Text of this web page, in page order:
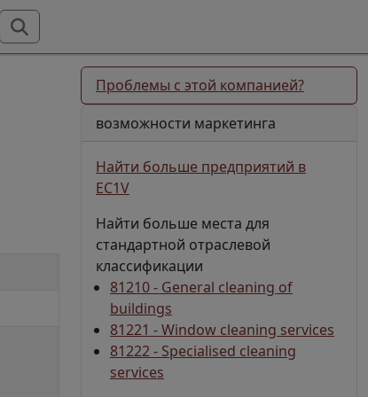
Проблемы с этой компанией?
возможности маркетинга
Найти больше предприятий в
EC1V
Найти больше места для
стандартной отраслевой
классификации
81210 - General cleaning of
buildings
81221 - Window cleaning services
81222 - Specialised cleaning
services